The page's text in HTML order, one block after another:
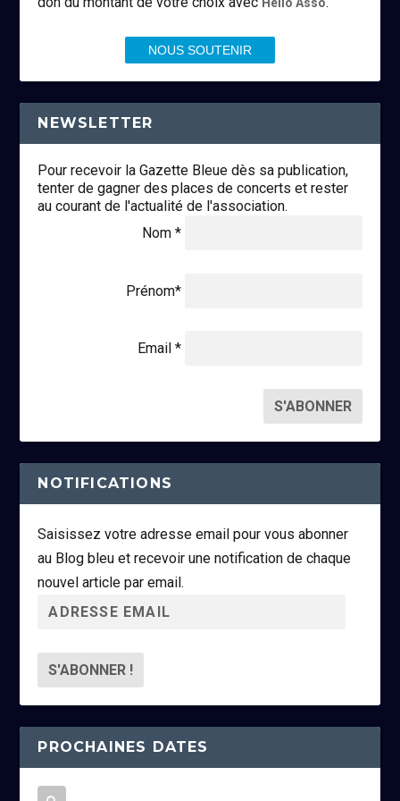
NOUS SOUTENIR
NEWSLETTER
Pour recevoir la Gazette Bleue dès sa publication,
tenter de gagner des places de concerts et rester
au courant de l'actualité de l'association.
Nom *
Prénom*
Email *
NOTIFICATIONS
Saisissez votre adresse email pour vous abonner
au Blog bleu et recevoir une notification de chaque
nouvel article par email.
r
s
s
e
PROCHAINES DATES